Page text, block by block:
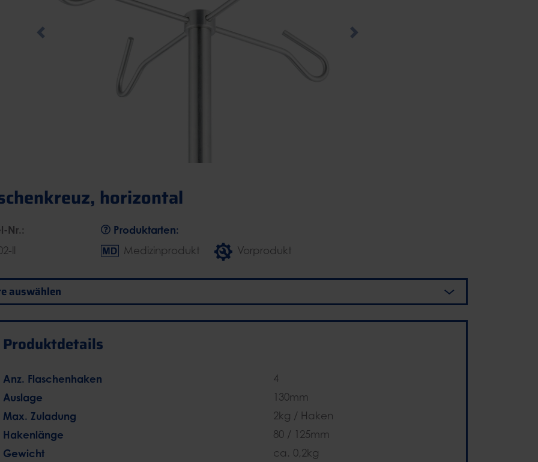
Previous Next
horizontal
Nr.:
ll
Produktarten:
Medizinprodukt Vorprodukt
Produktdetails
Anz. Flaschenhaken 4
Auslage 130mm
Max. Zuladung 2kg / Haken
Hakenlänge 80 / 125mm
Gewicht ca. 0,2kg